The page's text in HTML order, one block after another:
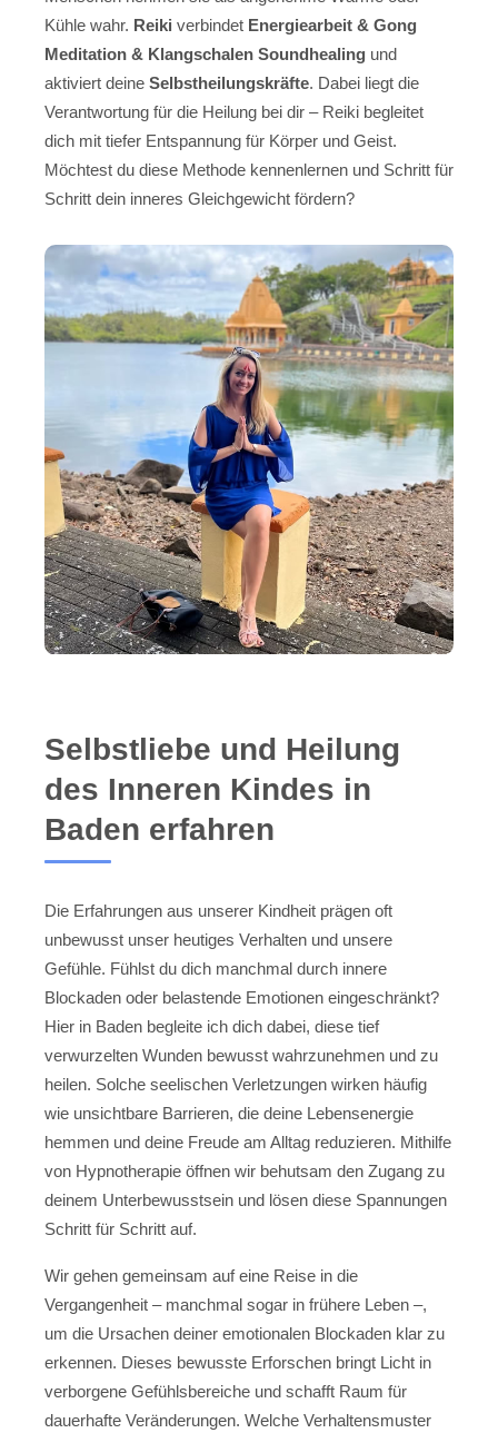
Kühle wahr. Reiki verbindet Energiearbeit & Gong
Meditation & Klangschalen Soundhealing und
aktiviert deine Selbstheilungskräfte. Dabei liegt die
Verantwortung für die Heilung bei dir – Reiki begleitet
dich mit tiefer Entspannung für Körper und Geist.
Möchtest du diese Methode kennenlernen und Schritt für
Schritt dein inneres Gleichgewicht fördern?
Selbstliebe und Heilung
des Inneren Kindes in
Baden erfahren
Die Erfahrungen aus unserer Kindheit prägen oft
unbewusst unser heutiges Verhalten und unsere
Gefühle. Fühlst du dich manchmal durch innere
Blockaden oder belastende Emotionen eingeschränkt?
Hier in Baden begleite ich dich dabei, diese tief
verwurzelten Wunden bewusst wahrzunehmen und zu
heilen. Solche seelischen Verletzungen wirken häufig
wie unsichtbare Barrieren, die deine Lebensenergie
hemmen und deine Freude am Alltag reduzieren. Mithilfe
von Hypnotherapie öffnen wir behutsam den Zugang zu
deinem Unterbewusstsein und lösen diese Spannungen
Schritt für Schritt auf.
Wir gehen gemeinsam auf eine Reise in die
Vergangenheit – manchmal sogar in frühere Leben –,
um die Ursachen deiner emotionalen Blockaden klar zu
erkennen. Dieses bewusste Erforschen bringt Licht in
verborgene Gefühlsbereiche und schafft Raum für
dauerhafte Veränderungen. Welche Verhaltensmuster